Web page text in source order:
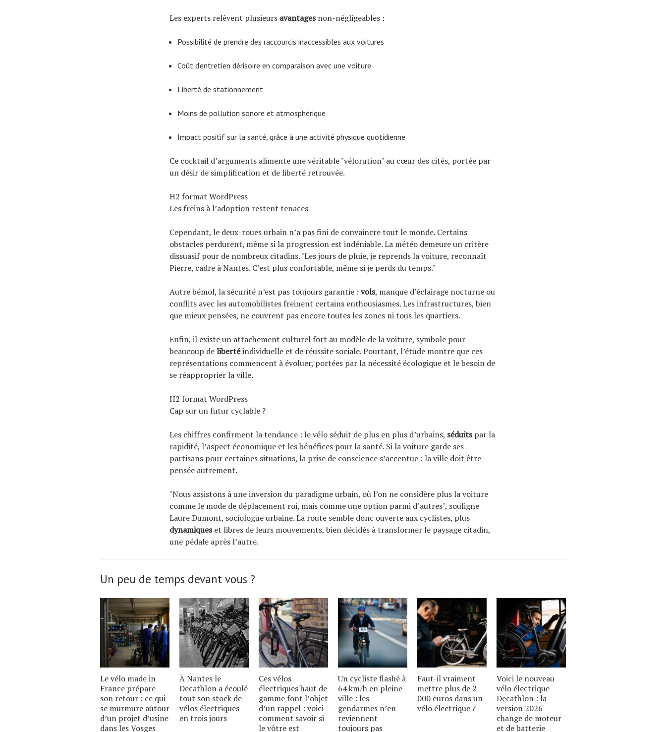
Les experts relèvent plusieurs avantagesnon-négligeables :
Possibilité de prendre des raccourcis inaccessibles aux voitures
Coût d’entretien dérisoire en comparaison avec une voiture
Liberté de stationnement
Moins de pollution sonore et atmosphérique
Impact positif sur la santé, grâce à une activité physique quotidienne
Ce cocktail d’arguments alimente une véritable "vélorution" au cœur des cités, portée par
un désir de simplification et de liberté retrouvée.
H2 format WordPress
Les freins à l’adoption restent tenaces
Cependant, le deux-roues urbain n’a pas fini de convaincre tout le monde. Certains
obstacles perdurent, même si la progression est indéniable. La météo demeure un critère
dissuasif pour de nombreux citadins. "Les jours de pluie, je reprends la voiture, reconnaît
Pierre, cadre à Nantes. C’est plus confortable, même si je perds du temps."
Autre bémol, la sécurité n’est pas toujours garantie : vols, manque d’éclairage nocturne ou
conflits avec les automobilistes freinent certains enthousiasmes. Les infrastructures, bien
que mieux pensées, ne couvrent pas encore toutes les zones ni tous les quartiers.
Enfin, il existe un attachement culturel fort au modèle de la voiture, symbole pour
beaucoup delibertéindividuelle et de réussite sociale. Pourtant, l’étude montre que ces
représentations commencent à évoluer, portées par la nécessité écologique et le besoin de
se réapproprier la ville.
H2 format WordPress
Cap sur un futur cyclable ?
Les chiffres confirment la tendance : le vélo séduit de plus en plus d’urbains, séduitspar la
rapidité, l’aspect économique et les bénéfices pour la santé. Si la voiture garde ses
partisans pour certaines situations, la prise de conscience s’accentue : la ville doit être
pensée autrement.
"Nous assistons à une inversion du paradigme urbain, où l’on ne considère plus la voiture
comme le mode de déplacement roi, mais comme une option parmi d’autres", souligne
Laure Dumont, sociologue urbaine. La route semble donc ouverte aux cyclistes, plus
dynamiqueset libres de leurs mouvements, bien décidés à transformer le paysage citadin,
une pédale après l’autre.
Un peu de temps devant vous ?
Le vélo made in
France prépare
son retour : ce qui
se murmure autour
dʼun projet dʼusine
dans les Vosges
À Nantes le
Decathlon a écoulé
tout son stock de
vélos électriques
en trois jours
Ces vélos
électriques haut de
gamme font lʼobjet
dʼun rappel : voici
comment savoir si
le vôtre est
Un cycliste flashé à
64 km/h en pleine
ville : les
gendarmes nʼen
reviennent
toujours pas
Faut-il vraiment
mettre plus de 2
000 euros dans un
vélo électrique ?
Voici le nouveau
vélo électrique
Decathlon : la
version 2026
change de moteur
et de batterie